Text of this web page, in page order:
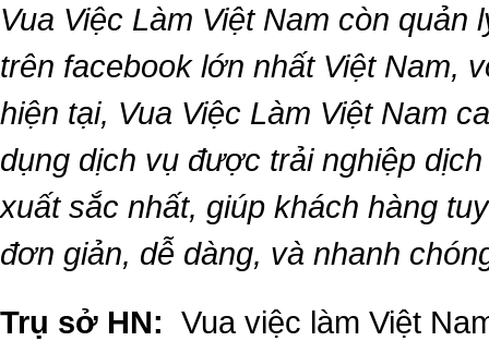
Vua Việc Làm Việt Nam còn quản
trên facebook lớn nhất Việt Nam,
hiện tại, Vua Việc Làm Việt Nam
dụng dịch vụ được trải nghiệp
xuất sắc nhất, giúp khách hàng
đơn giản, dễ dàng, và nhanh
Trụ sở HN: Vua việc làm Việt